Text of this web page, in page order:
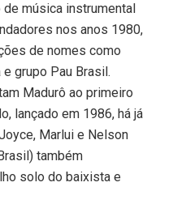
música instrumental
nos anos 1980,
de nomes como
grupo Pau Brasil.
Madurô ao primeiro
lançado em 1986, há já
Marlui e Nelson
também
solo do baixista e